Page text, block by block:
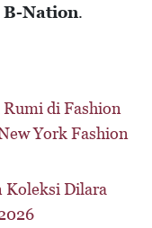
B-Nation.
di Fashion
York Fashion
Koleksi Dilara